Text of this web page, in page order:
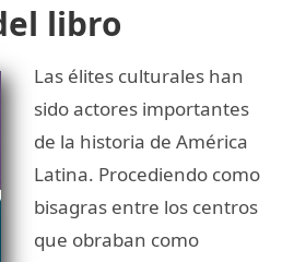
libro
Las élites culturales han
sido actores importantes
de la historia de América
Latina. Procediendo como
bisagras entre los centros
que obraban como